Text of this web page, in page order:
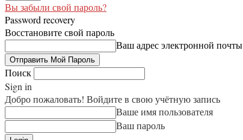
Вы забыли свой пароль?
Password recovery
Восстановите свой пароль
Ваш адрес электронной почты
Поиск
Sign in
Добро пожаловать! Войдите в свою учётную запись
Ваше имя пользователя
Ваш пароль